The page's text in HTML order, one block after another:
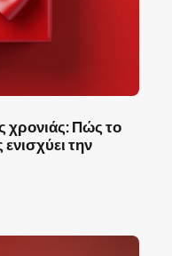
χρονιάς: Πώς το
την